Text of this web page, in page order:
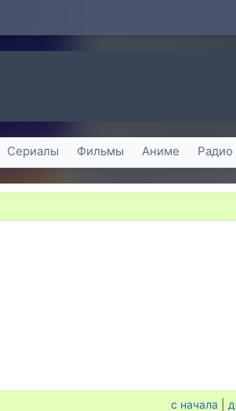
Сериалы Фильмы Аниме Радио
с начала